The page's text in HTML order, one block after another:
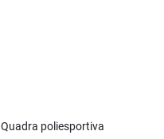
Quadra poliesportiva